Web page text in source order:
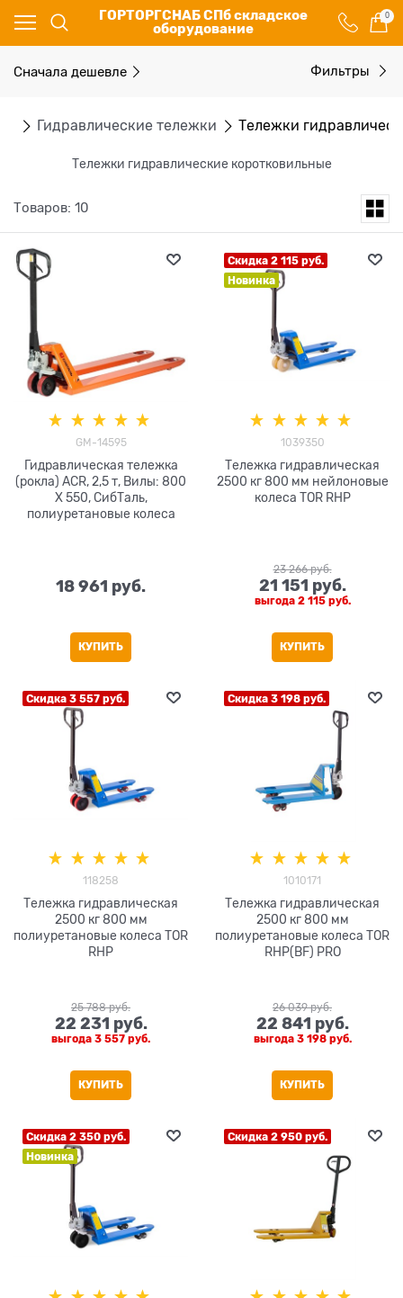
ГОРТОРГСНАБ СПб складское
оборудование
0
Гидравлические тележки Тележки
Тележки гидравлические коротковильные
Сначала дешевле Фильтры
Товаров: 10
GM-14595
Гидравлическая тележка
(рокла) ACR, 2,5 т, Вилы: 800
Х 550, СибТаль,
полиуретановые колеса
18 961 руб.
КУПИТЬ
Скидка 2 115 руб.
Новинка
1039350
Тележка гидравлическая
2500 кг 800 мм нейлоновые
колеса TOR RHP
23 266 руб.
21 151 руб.
выгода 2 115 руб.
КУПИТЬ
Скидка 3 557 руб.
118258
Тележка гидравлическая
2500 кг 800 мм
полиуретановые колеса TOR
RHP
25 788 руб.
22 231 руб.
выгода 3 557 руб.
КУПИТЬ
Скидка 3 198 руб.
1010171
Тележка гидравлическая
2500 кг 800 мм
полиуретановые колеса TOR
RHP(BF) PRO
26 039 руб.
22 841 руб.
выгода 3 198 руб.
КУПИТЬ
Скидка 2 350 руб.
Новинка
Скидка 2 950 руб.